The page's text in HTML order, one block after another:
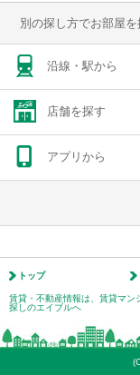
別の探し方でお部屋を
沿線・駅から
店舗を探す
アプリから
トップ
賃貸・不動産情報は、賃貸マン
探しのエイブルへ